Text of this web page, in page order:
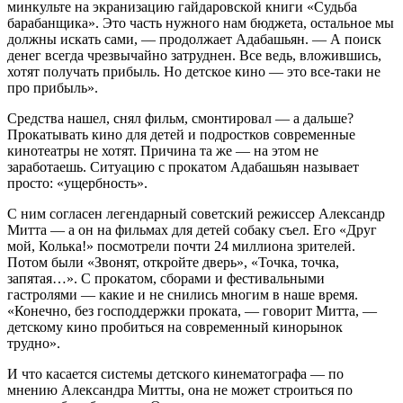
минкульте на экранизацию гайдаровской книги «Судьба
барабанщика». Это часть нужного нам бюджета, остальное мы
должны искать сами, — продолжает Адабашьян. — А поиск
денег всегда чрезвычайно затруднен. Все ведь, вложившись,
хотят получать прибыль. Но детское кино — это все-таки не
про прибыль».
Средства нашел, снял фильм, смонтировал — а дальше?
Прокатывать кино для детей и подростков современные
кинотеатры не хотят. Причина та же — на этом не
заработаешь. Ситуацию с прокатом Адабашьян называет
просто: «ущербность».
С ним согласен легендарный советский режиссер Александр
Митта — а он на фильмах для детей собаку съел. Его «Друг
мой, Колька!» посмотрели почти 24 миллиона зрителей.
Потом были «Звонят, откройте дверь», «Точка, точка,
запятая…». С прокатом, сборами и фестивальными
гастролями — какие и не снились многим в наше время.
«Конечно, без господдержки проката, — говорит Митта, —
детскому кино пробиться на современный кинорынок
трудно».
И что касается системы детского кинематографа — по
мнению Александра Митты, она не может строиться по